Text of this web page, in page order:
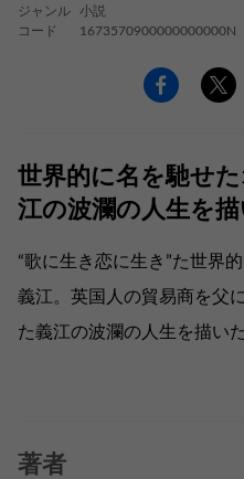
ジャンル
小説
コード
1673570900000000000N
世界的に名を馳せ
江の波瀾の人生を
“歌に生き恋に生き”た世界
義江。英国人の貿易商を父
た義江の波瀾の人生を描い
著者